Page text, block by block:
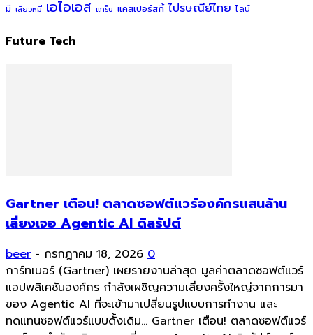
มี เสียวหมี่ เอไอเอส แกร็บ แคสเปอร์สกี้ ไปรษณีย์ไทย ไลน์
Future Tech
Gartner เตือน! ตลาดซอฟต์แวร์องค์กรแสนล้าน
เสี่ยงเจอ Agentic AI ดิสรัปต์
beer - กรกฎาคม 18, 2026 0
การ์ทเนอร์ (Gartner) เผยรายงานล่าสุด มูลค่าตลาดซอฟต์แวร์
แอปพลิเคชันองค์กร กำลังเผชิญความเสี่ยงครั้งใหญ่จากการมา
ของ Agentic AI ที่จะเข้ามาเปลี่ยนรูปแบบการทำงาน และ
ทดแทนซอฟต์แวร์แบบดั้งเดิม... Gartner เตือน! ตลาดซอฟต์แวร์